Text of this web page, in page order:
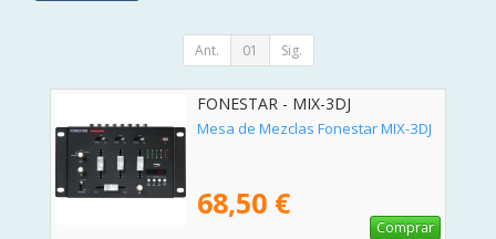
Ant. 01 Sig.
FONESTAR - MIX-3DJ
Mesa de Mezclas Fonestar MIX-3DJ
68,50 €
Comprar